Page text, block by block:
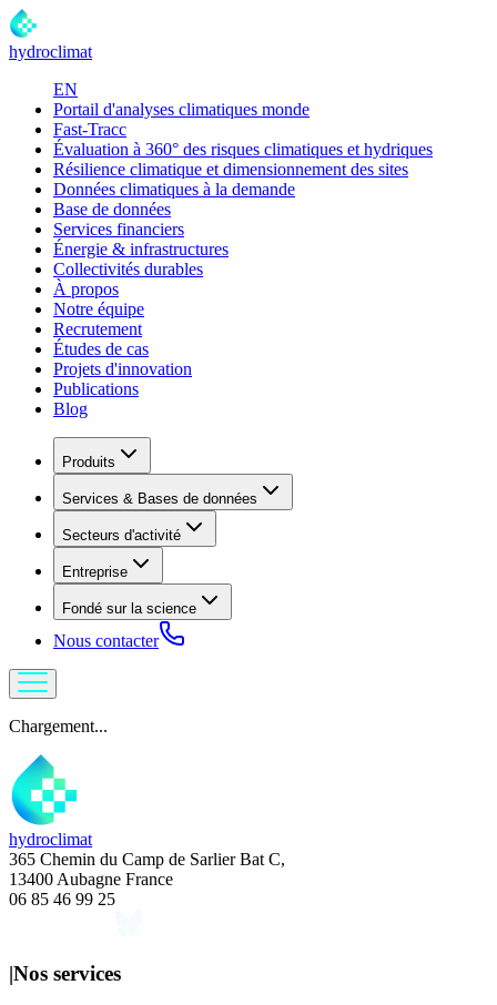
hydroclimat
EN
Portail d'analyses climatiques monde
Fast-Tracc
Évaluation à 360° des risques climatiques et hydriques
Résilience climatique et dimensionnement des sites
Données climatiques à la demande
Base de données
Services financiers
Énergie & infrastructures
Collectivités durables
À propos
Notre équipe
Recrutement
Études de cas
Projets d'innovation
Publications
Blog
Produits
Services & Bases de données
Secteurs d'activité
Entreprise
Fondé sur la science
Nous contacter
Chargement...
hydroclimat
365 Chemin du Camp de Sarlier Bat C,
13400 Aubagne France
06 85 46 99 25
|Nos services